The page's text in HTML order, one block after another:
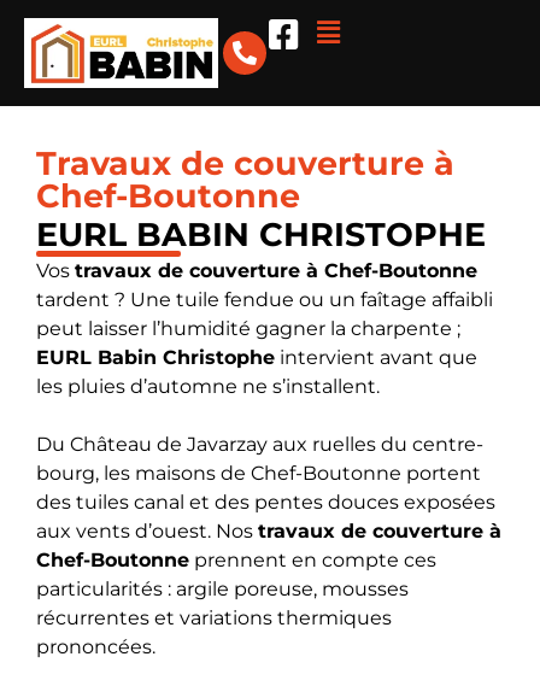
Travaux de couverture à
Chef-Boutonne
EURL BABIN CHRISTOPHE
Vostravaux de couverture à Chef-Boutonne
tardent ? Une tuile fendue ou un faîtage affaibli
peut laisser l’humidité gagner la charpente ;
EURL Babin Christophe intervient avant que
les pluies d’automne ne s’installent.
Du Château de Javarzay aux ruelles du centre-
bourg, les maisons de Chef-Boutonne portent
des tuiles canal et des pentes douces exposées
aux vents d’ouest. Nostravaux de couverture à
Chef-Boutonne prennent en compte ces
particularités : argile poreuse, mousses
récurrentes et variations thermiques
prononcées.